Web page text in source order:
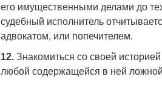
его имущественными делами до
судебный исполнитель
адвокатом, или попечителем.
12. Знакомиться со своей
любой содержащейся в ней